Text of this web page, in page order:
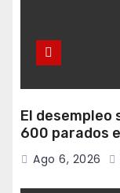
El desempleo
600 parados
Ago 6, 2026